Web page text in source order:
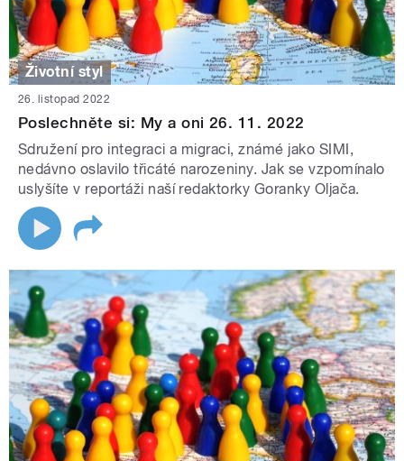
Životní styl
26. listopad 2022
Poslechněte si: My a oni 26. 11. 2022
Sdružení pro integraci a migraci, známé jako SIMI,
nedávno oslavilo třicáté narozeniny. Jak se vzpomínalo
uslyšíte v reportáži naší redaktorky Goranky Oljača.